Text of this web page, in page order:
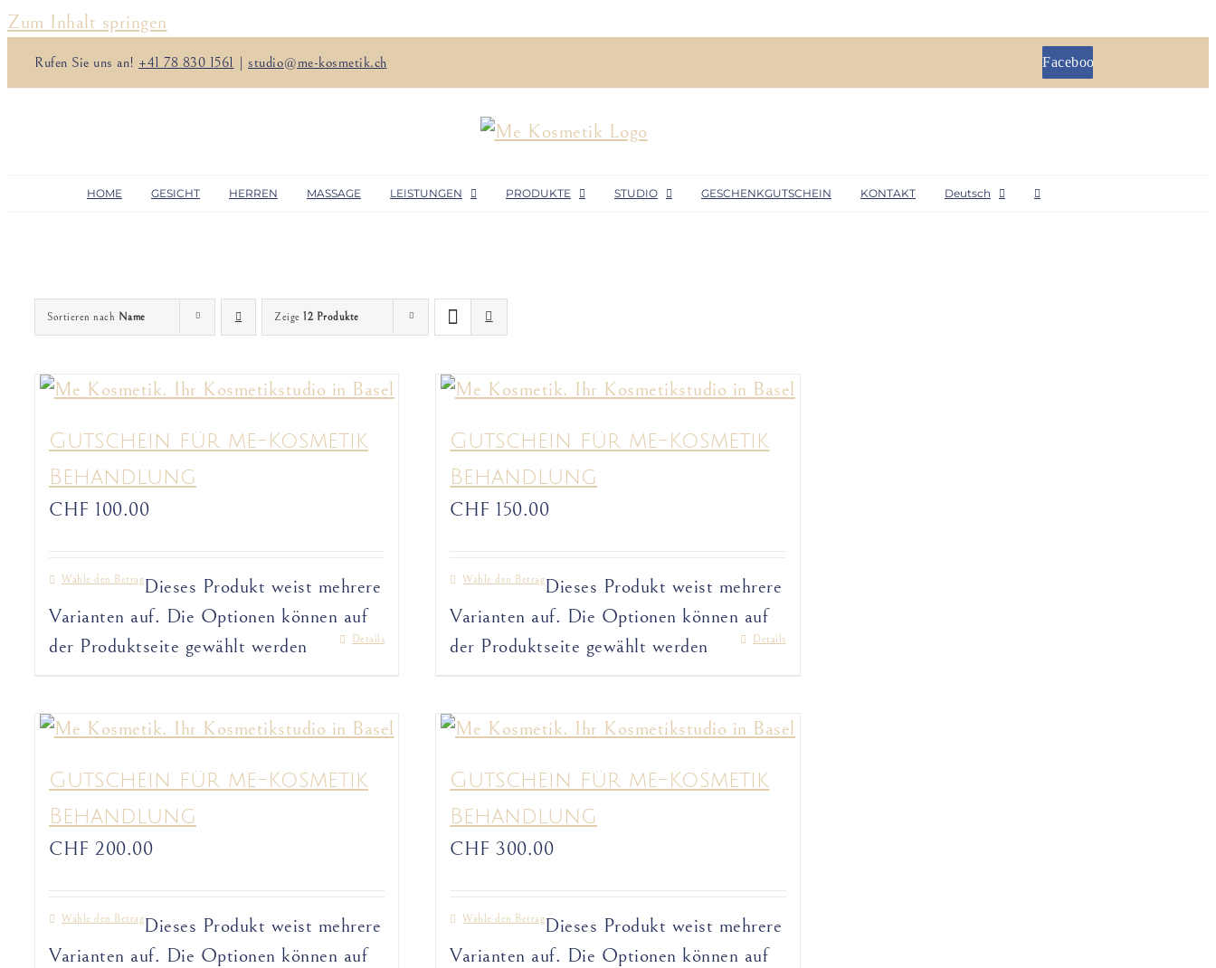
Zum Inhalt springen
Rufen Sie uns an! +41 78 830 1561 | studio@me-kosmetik.ch Facebook
HOME GESICHT HERREN MASSAGE LEISTUNGEN PRODUKTE STUDIO GESCHENKGUTSCHEIN KONTAKT Deutsch
Sortieren nach Name Zeige 12 Produkte
Gutschein für me-Kosmetik
Behandlung
CHF 100.00
Wähle den BetragDieses Produkt weist mehrere
Varianten auf. Die Optionen können auf
der Produktseite gewählt werden
Details
Gutschein für me-Kosmetik
Behandlung
CHF 150.00
Wähle den BetragDieses Produkt weist mehrere
Varianten auf. Die Optionen können auf
der Produktseite gewählt werden
Details
Gutschein für me-Kosmetik
Behandlung
CHF 200.00
Wähle den BetragDieses Produkt weist mehrere
Varianten auf. Die Optionen können auf
Gutschein für me-Kosmetik
Behandlung
CHF 300.00
Wähle den BetragDieses Produkt weist mehrere
Varianten auf. Die Optionen können auf